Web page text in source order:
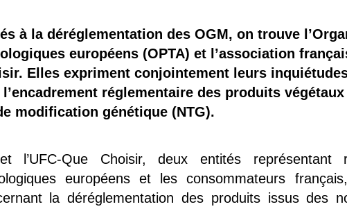
et semence
les avantages et les inconvénients des OGM ?
à la déréglementation des OGM, on trouve
européens (OPTA) et l’association
Elles expriment conjointement leurs
réglementaire des produits
modification génétique (NTG).
l’UFC-Que Choisir, deux entités représentant
européens et les consommateurs
la déréglementation des produits issus des